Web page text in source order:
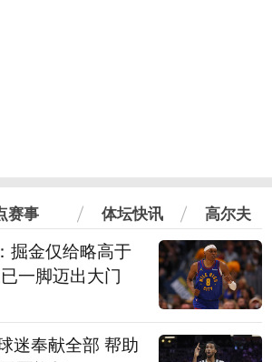
赛事 体坛快讯 高尔夫
掘金仅给略高于
一脚迈出大门
迷奉献全部 帮助